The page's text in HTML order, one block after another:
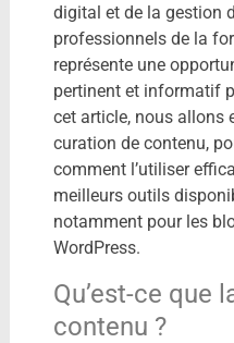
digital et de la gestion
professionnels de la
représente une
pertinent et informatif
cet article, nous allons
curation de contenu,
comment l’utiliser
meilleurs outils
notamment pour les
WordPress.
Qu’est-ce que
contenu ?